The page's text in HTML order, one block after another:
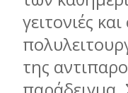
γειτονιές
της